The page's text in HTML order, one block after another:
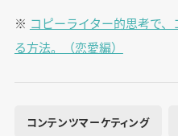
※ コピーライター的思考で
る方法。（恋愛編）
コンテンツマーケティング